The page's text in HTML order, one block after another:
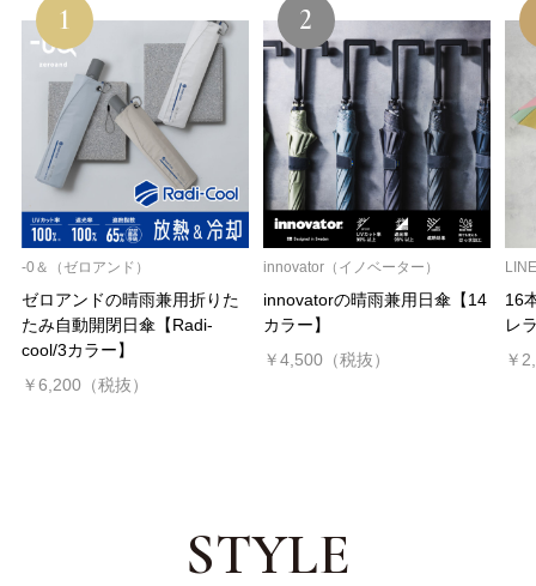
1
-0＆（ゼロアンド）
ゼロアンドの晴雨兼用折りた
たみ自動開閉日傘【Radi-
cool/3カラー】
￥6,200（税抜）
2
innovator（イノベーター）
innovatorの晴雨兼用日傘【14
カラー】
￥4,500（税抜）
16
レ
￥
STYLE